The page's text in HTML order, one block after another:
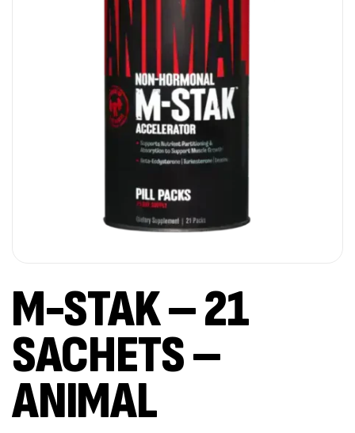
M-STAK – 21
SACHETS –
ANIMAL